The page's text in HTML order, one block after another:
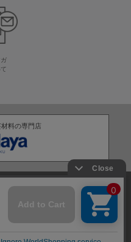
ガ
料の専門店
サイトマップ